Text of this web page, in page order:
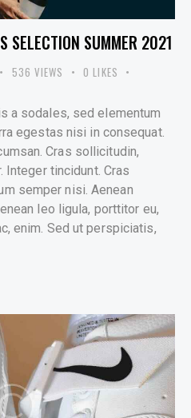
SELECTION SUMMER 2021
536 VIEWS 0 LIKES
a sodales, sed elementum
egestas nisi in consequat.
Cras sollicitudin,
Integer tincidunt. Cras
semper nisi. Aenean
leo ligula, porttitor eu,
enim. Sed ut perspiciatis,